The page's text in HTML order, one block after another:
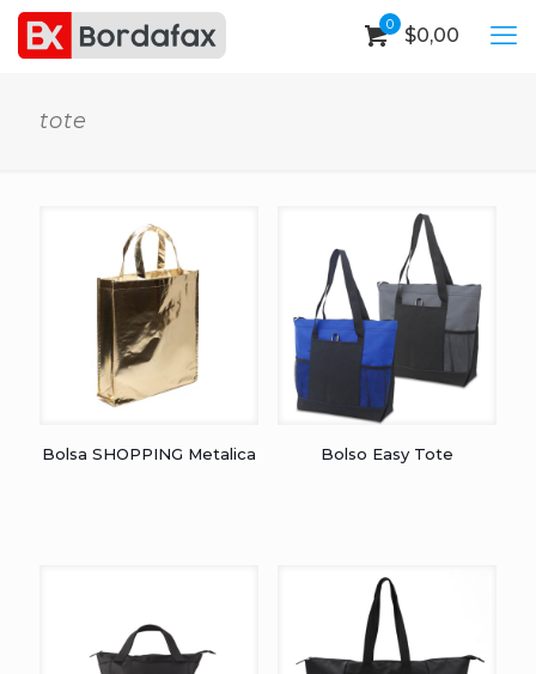
0 $0,00
tote
Bolsa SHOPPING Metalica Bolso Easy Tote